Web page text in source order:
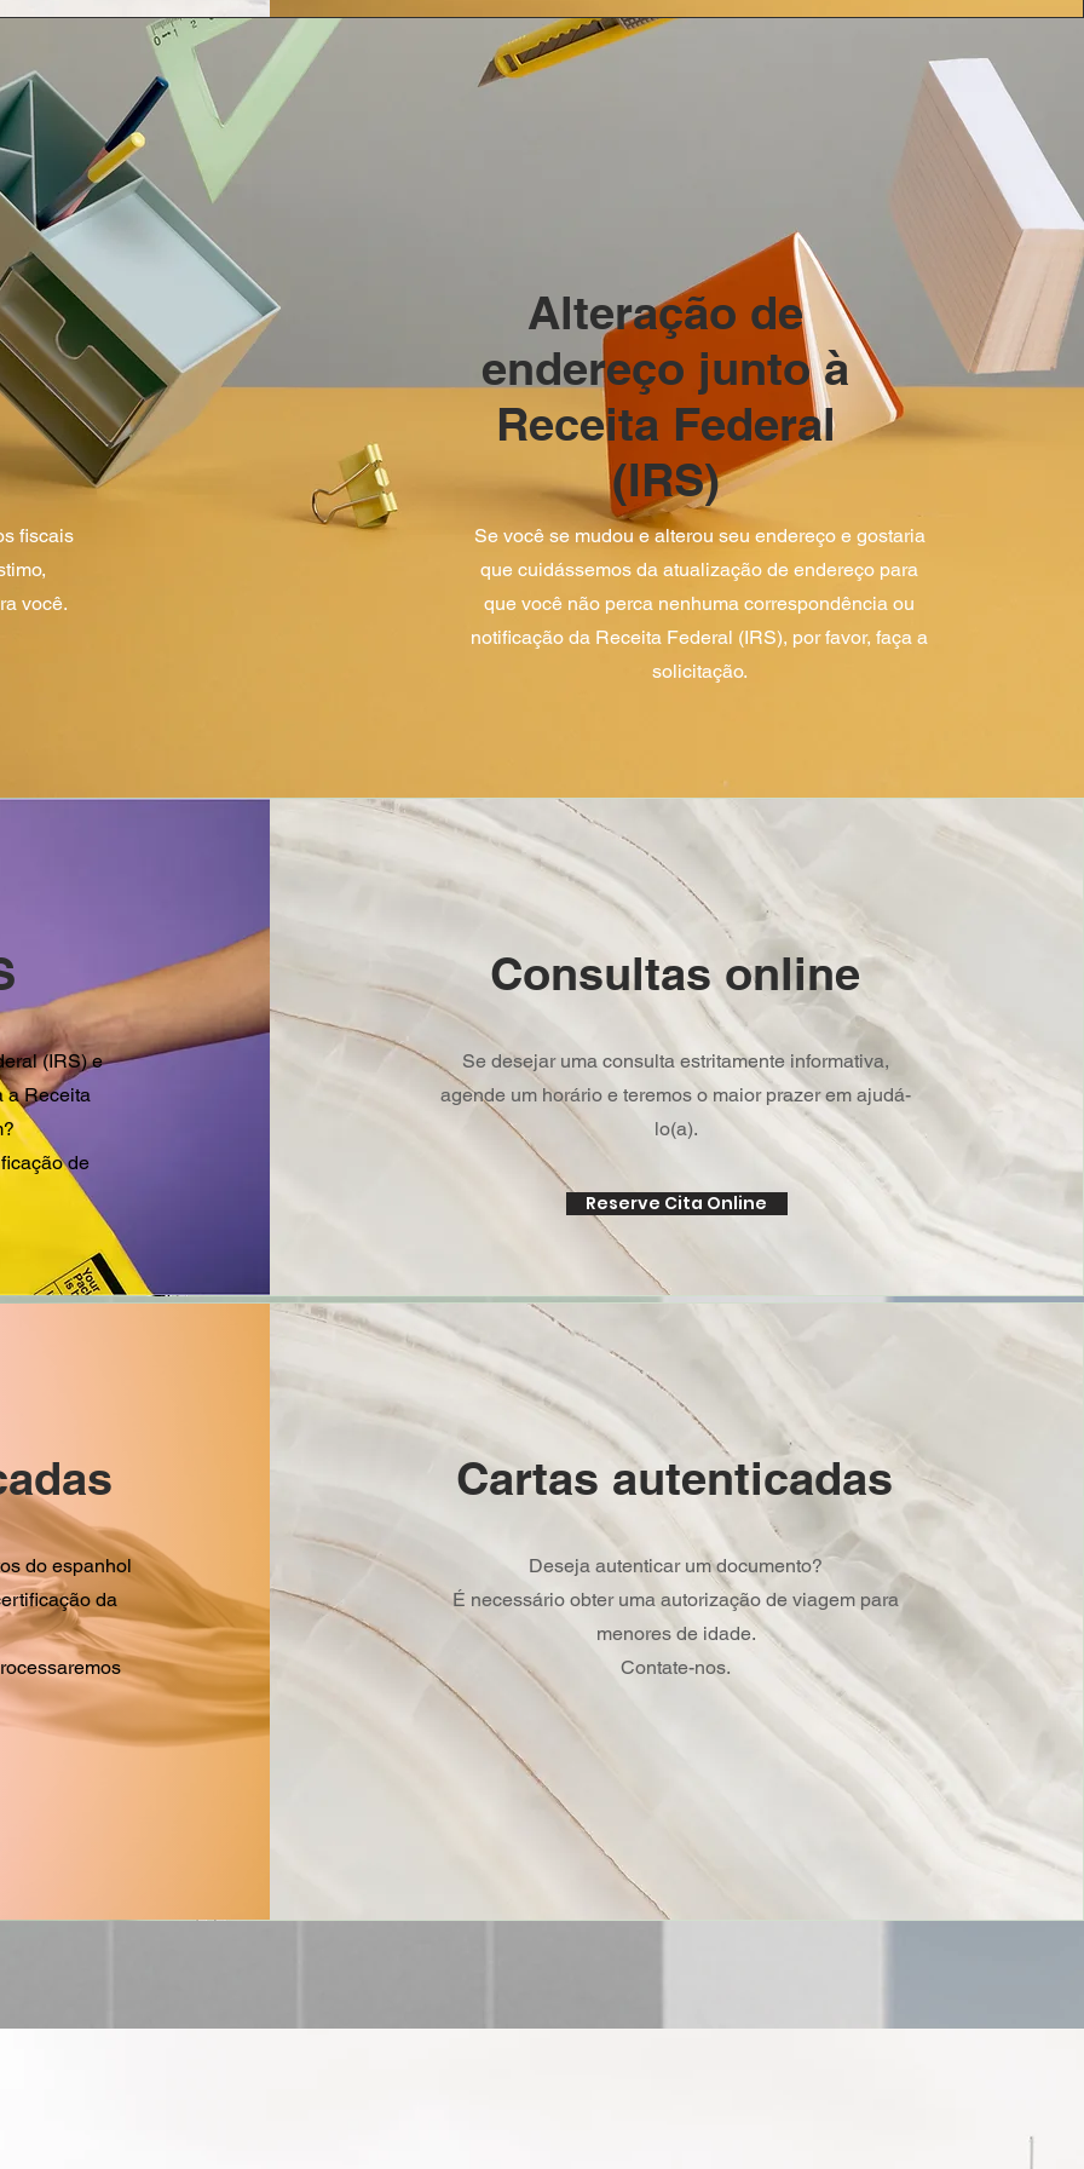
fiscais
você.
Alteração de
endereço junto à
Receita Federal
(IRS)
Se você se mudou e alterou seu endereço e gostaria
que cuidássemos da atualização de endereço para
que você não perca nenhuma correspondência ou
notificação da Receita Federal (IRS), por favor, faça a
solicitação.
(IRS) e
a Receita
de
Consultas online
Se desejar uma consulta estritamente informativa,
agende um horário e teremos o maior prazer em ajudá-
lo(a).
Reserve Cita Online
do espanhol
da
Cartas autenticadas
Deseja autenticar um documento?
É necessário obter uma autorização de viagem para
menores de idade.
Contate-nos.